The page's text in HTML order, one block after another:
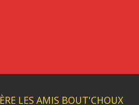
LES AMIS BOUT'CHOUX